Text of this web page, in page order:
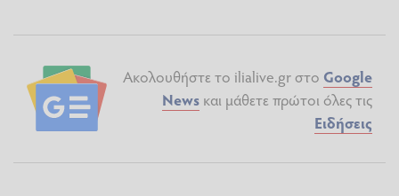
Ακολουθήστε το ilialive.gr στο Google
News και μάθετε πρώτοι όλες τις
Ειδήσεις